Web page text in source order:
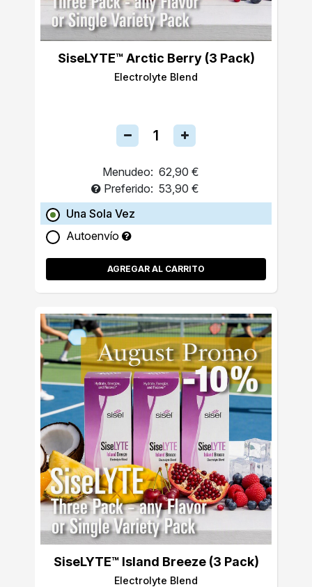
SiseLYTE™ Arctic Berry (3 Pack)
Electrolyte Blend
Menudeo: 62,90 €
Preferido: 53,90 €
Una Sola Vez
Autoenvío
AGREGAR AL CARRITO
SiseLYTE™ Island Breeze (3 Pack)
Electrolyte Blend